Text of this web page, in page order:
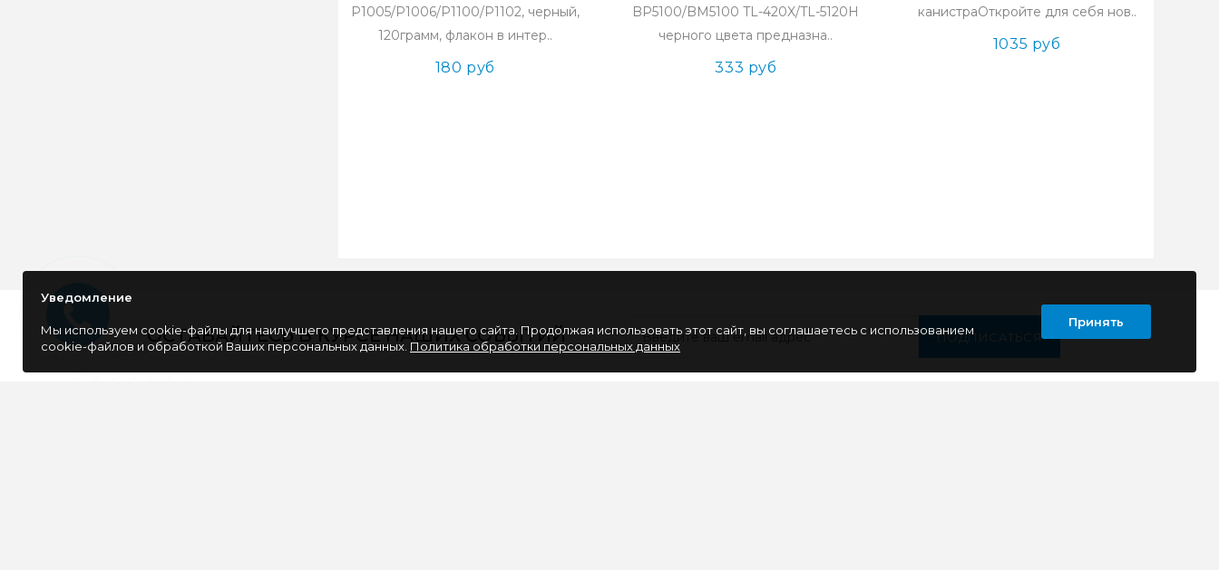
P1005/P1006/P1100/P1102, черный,
120грамм, флакон в интер..
180 руб
BP5100/BM5100 TL-420X/TL-5120Н
черного цвета предназна..
333 руб
канистраОткройте для себя нов..
1035 руб
ОСТАВАЙТЕСЬ В КУРСЕ НАШИХ СОБЫТИЙ ПОДПИСАТЬСЯ
Уведомление
Мы используем cookie-файлы для наилучшего представления нашего сайта. Продолжая использовать этот сайт, вы соглашаетесь с использованием
cookie-файлов и обработкой Ваших персональных данных. Политика обработки персональных данных
Принять